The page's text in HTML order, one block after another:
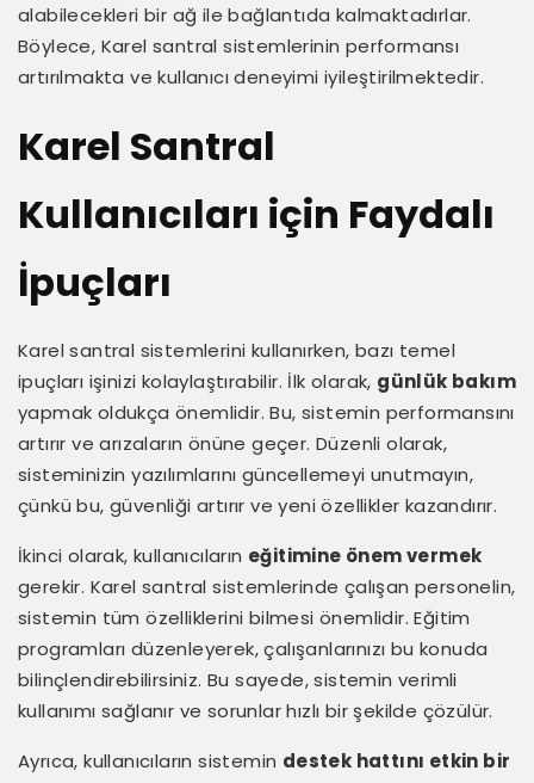
alabilecekleri bir ağ ile bağlantıda kalmaktadırlar.
Böylece, Karel santral sistemlerinin performansı
artırılmakta ve kullanıcı deneyimi iyileştirilmektedir.
Karel Santral
Kullanıcıları için Faydalı
İpuçları
Karel santral sistemlerini kullanırken, bazı temel
ipuçları işinizi kolaylaştırabilir. İlk olarak, günlük bakım
yapmak oldukça önemlidir. Bu, sistemin performansını
artırır ve arızaların önüne geçer. Düzenli olarak,
sisteminizin yazılımlarını güncellemeyi unutmayın,
çünkü bu, güvenliği artırır ve yeni özellikler kazandırır.
İkinci olarak, kullanıcıların eğitimine önem vermek
gerekir. Karel santral sistemlerinde çalışan personelin,
sistemin tüm özelliklerini bilmesi önemlidir. Eğitim
programları düzenleyerek, çalışanlarınızı bu konuda
bilinçlendirebilirsiniz. Bu sayede, sistemin verimli
kullanımı sağlanır ve sorunlar hızlı bir şekilde çözülür.
Ayrıca, kullanıcıların sistemin destek hattını etkin bir